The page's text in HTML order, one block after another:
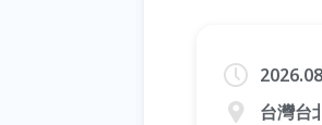
台灣台